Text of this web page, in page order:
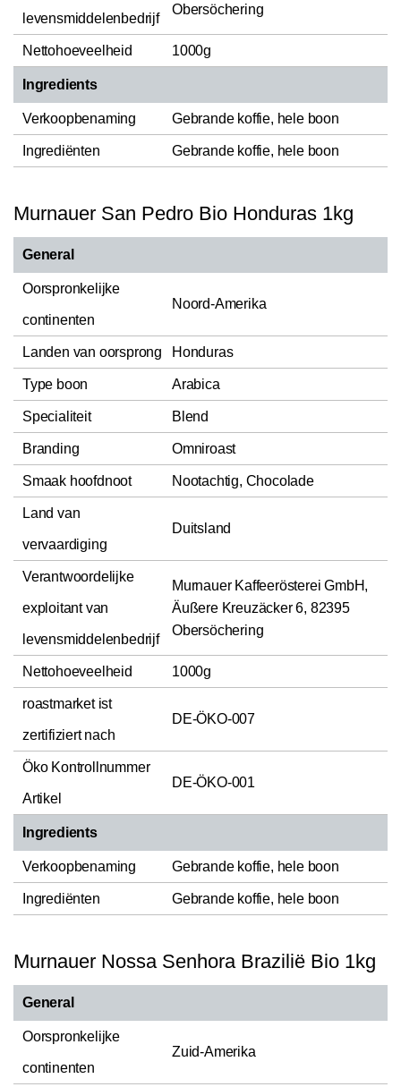
levensmiddelenbedrijf
Obersöchering
Nettohoeveelheid 1000g
Ingredients
Verkoopbenaming Gebrande koffie, hele boon
Ingrediënten Gebrande koffie, hele boon
Murnauer San Pedro Bio Honduras 1kg
General
Oorspronkelijke
continenten
Noord-Amerika
Landen van oorsprong Honduras
Type boon Arabica
Specialiteit Blend
Branding Omniroast
Smaak hoofdnoot Nootachtig, Chocolade
Land van
vervaardiging
Duitsland
Verantwoordelijke
exploitant van
levensmiddelenbedrijf
Murnauer Kaffeerösterei GmbH,
Äußere Kreuzäcker 6, 82395
Obersöchering
Nettohoeveelheid 1000g
roastmarket ist
zertifiziert nach
DE-ÖKO-007
Öko Kontrollnummer
Artikel
DE-ÖKO-001
Ingredients
Verkoopbenaming Gebrande koffie, hele boon
Ingrediënten Gebrande koffie, hele boon
Murnauer Nossa Senhora Brazilië Bio 1kg
General
Oorspronkelijke
continenten
Zuid-Amerika